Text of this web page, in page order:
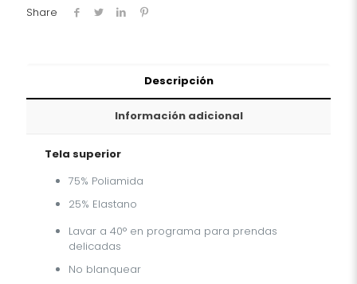
Ref:
Share
Descripción
Información adicional
Tela superior
75% Poliamida
25% Elastano
Lavar a 40° en programa para prendas
delicadas
No blanquear